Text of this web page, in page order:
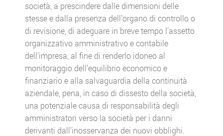
società, a prescindere dalle dimensioni delle
stesse e dalla presenza dell’organo di controllo o
di revisione, di adeguare in breve tempo l’assetto
organizzativo amministrativo e contabile
dell’impresa, al fine di renderlo idoneo al
monitoraggio dell’equilibrio economico e
finanziario e alla salvaguardia della continuità
aziendale, pena, in caso di dissesto della società,
una potenziale causa di responsabilità degli
amministratori verso la società per i danni
derivanti dall’inosservanza dei nuovi obblighi.